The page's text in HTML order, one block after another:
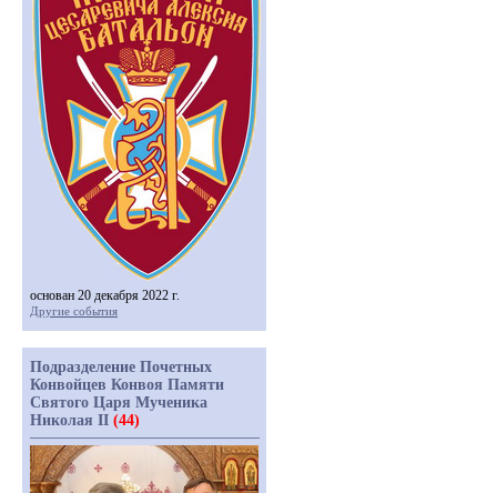
основан 20 декабря 2022 г.
Другие события
Подразделение Почетных
Конвойцев Конвоя Памяти
Святого Царя Мученика
Николая II (44)